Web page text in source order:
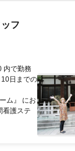
フ
内で勤務
日までの
ム』 にお
看護ステ